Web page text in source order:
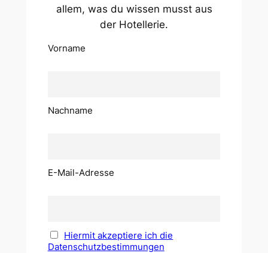
allem, was du wissen musst aus
der Hotellerie.
Vorname
Nachname
E-Mail-Adresse
Hiermit akzeptiere ich die
Datenschutzbestimmungen